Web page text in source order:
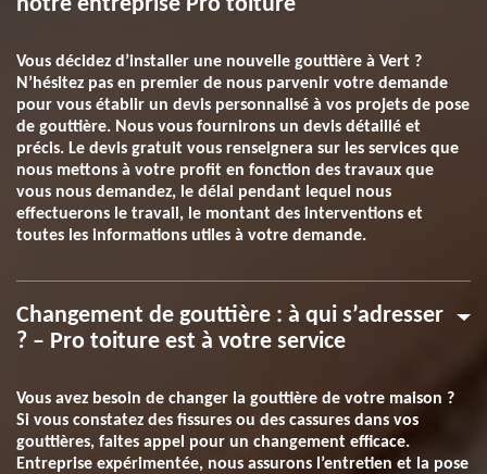
Vous décidez d’installer une nouvelle gouttière à Vert ?
N’hésitez pas en premier de nous parvenir votre demande
pour vous établir un devis personnalisé à vos projets de pose
de gouttière. Nous vous fournirons un devis détaillé et
précis. Le devis gratuit vous renseignera sur les services que
nous mettons à votre profit en fonction des travaux que
vous nous demandez, le délai pendant lequel nous
effectuerons le travail, le montant des interventions et
toutes les informations utiles à votre demande.
Changement de gouttière : à qui s’adresser
? – Pro toiture est à votre service
Vous avez besoin de changer la gouttière de votre maison ?
Si vous constatez des fissures ou des cassures dans vos
gouttières, faites appel pour un changement efficace.
Entreprise expérimentée, nous assurons l’entretien et la pose